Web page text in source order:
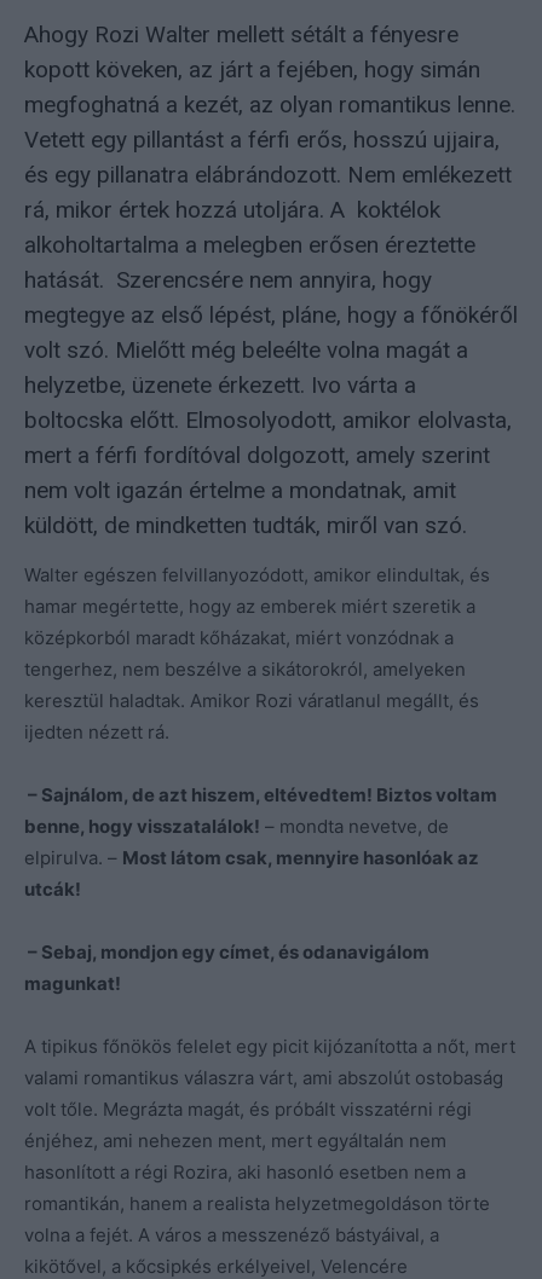
Ahogy Rozi Walter mellett sétált a fényesre
kopott köveken, az járt a fejében, hogy simán
megfoghatná a kezét, az olyan romantikus lenne.
Vetett egy pillantást a férfi erős, hosszú ujjaira,
és egy pillanatra elábrándozott. Nem emlékezett
rá, mikor értek hozzá utoljára. A koktélok
alkoholtartalma a melegben erősen éreztette
hatását. Szerencsére nem annyira, hogy
megtegye az első lépést, pláne, hogy a főnökéről
volt szó. Mielőtt még beleélte volna magát a
helyzetbe, üzenete érkezett. Ivo várta a
boltocska előtt. Elmosolyodott, amikor elolvasta,
mert a férfi fordítóval dolgozott, amely szerint
nem volt igazán értelme a mondatnak, amit
küldött, de mindketten tudták, miről van szó.
Walter egészen felvillanyozódott, amikor elindultak, és
hamar megértette, hogy az emberek miért szeretik a
középkorból maradt kőházakat, miért vonzódnak a
tengerhez, nem beszélve a sikátorokról, amelyeken
keresztül haladtak. Amikor Rozi váratlanul megállt, és
ijedten nézett rá.
– Sajnálom, de azt hiszem, eltévedtem! Biztos voltam
benne, hogy visszatalálok! – mondta nevetve, de
elpirulva. – Most látom csak, mennyire hasonlóak az
utcák!
– Sebaj, mondjon egy címet, és odanavigálom
magunkat!
A tipikus főnökös felelet egy picit kijózanította a nőt, mert
valami romantikus válaszra várt, ami abszolút ostobaság
volt tőle. Megrázta magát, és próbált visszatérni régi
énjéhez, ami nehezen ment, mert egyáltalán nem
hasonlított a régi Rozira, aki hasonló esetben nem a
romantikán, hanem a realista helyzetmegoldáson törte
volna a fejét. A város a messzenéző bástyáival, a
kikötővel, a kőcsipkés erkélyeivel, Velencére